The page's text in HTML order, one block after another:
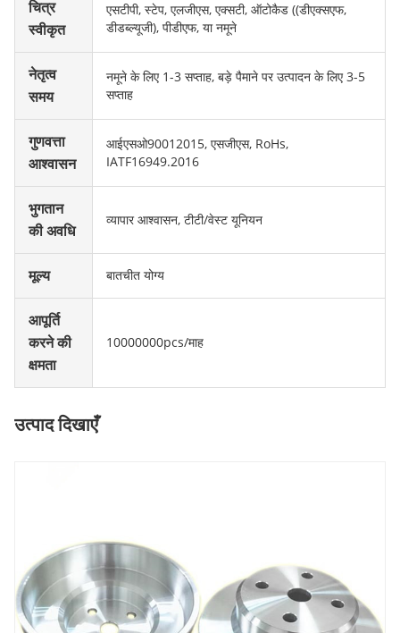
चित्र
स्वीकृत
एसटीपी, स्टेप, एलजीएस, एक्सटी, ऑटोकैड ((डीएक्सएफ,
डीडब्ल्यूजी), पीडीएफ, या नमूने
नेतृत्व
समय
नमूने के लिए 1-3 सप्ताह, बड़े पैमाने पर उत्पादन के लिए 3-5
सप्ताह
गुणवत्ता
आश्वासन
आईएसओ90012015, एसजीएस, RoHs,
IATF16949.2016
भुगतान
की अवधि
व्यापार आश्वासन, टीटी/वेस्ट यूनियन
मूल्य बातचीत योग्य
आपूर्ति
करने की
क्षमता
10000000pcs/माह
उत्पाद दिखाएँ